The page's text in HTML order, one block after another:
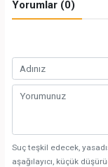
Yorumlar (0)
Suç teşkil edecek,
aşağılayıcı, küçük